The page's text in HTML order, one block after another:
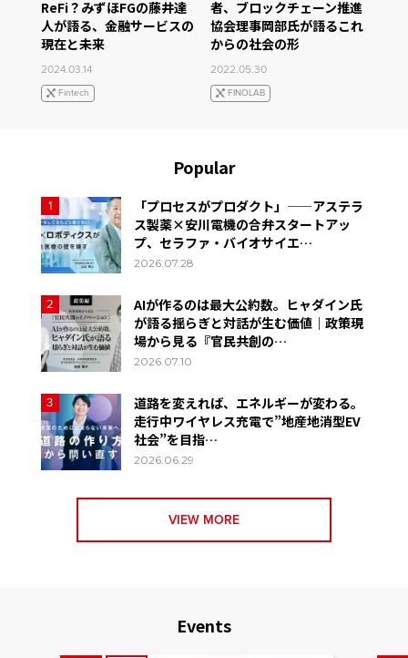
ReFi？みずほFGの藤井達
人が語る、金融サービスの
現在と未来
2024.03.14
Fintech
者、ブロックチェーン推進
協会理事岡部氏が語るこれ
からの社会の形
2022.05.30
FINOLAB
Popular
1
「プロセスがプロダクト」——アステラ
ス製薬×安川電機の合弁スタートアッ
プ、セラファ・バイオサイエ…
2026.07.28
2
AIが作るのは最大公約数。ヒャダイン氏
が語る揺らぎと対話が生む価値｜政策現
場から見る『官民共創の…
2026.07.10
3
道路を変えれば、エネルギーが変わる。
走行中ワイヤレス充電で”地産地消型EV
社会”を目指…
2026.06.29
VIEW MORE
Events